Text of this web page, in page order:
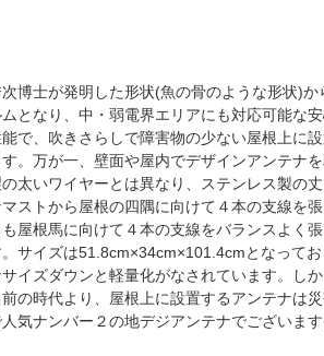
博士が発明した形状(魚の骨のような形状)
となり、中・弱電界エリアにも対応可能な
で、吹きさらしで障害物の少ない屋根上に
。万が一、壁面や屋内でデザインアンテナ
太いワイヤーとは異なり、ステンレス製の
ストから屋根の四隅に向けて４本の支線を
屋根馬に向けて４本の支線をバランスよく
サイズは51.8cm×34cm×101.4cmとなって
イズダウンと軽量化がなされています。し
の時代より、屋根上に設置するアンテナは
気ナンバー２の地デジアンテナでございます